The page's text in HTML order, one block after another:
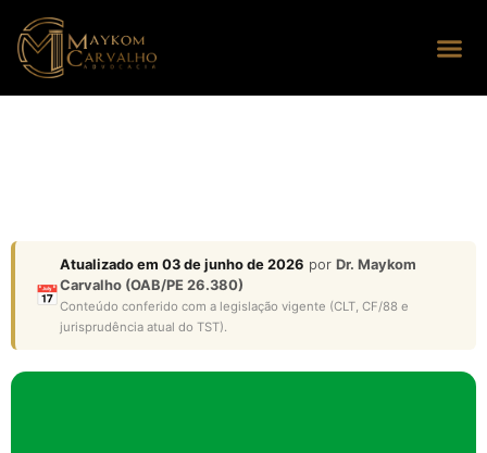
📅
Atualizado em 03 de junho de 2026 por Dr. Maykom
Carvalho (OAB/PE 26.380)
Conteúdo conferido com a legislação vigente (CLT, CF/88 e
jurisprudência atual do TST).